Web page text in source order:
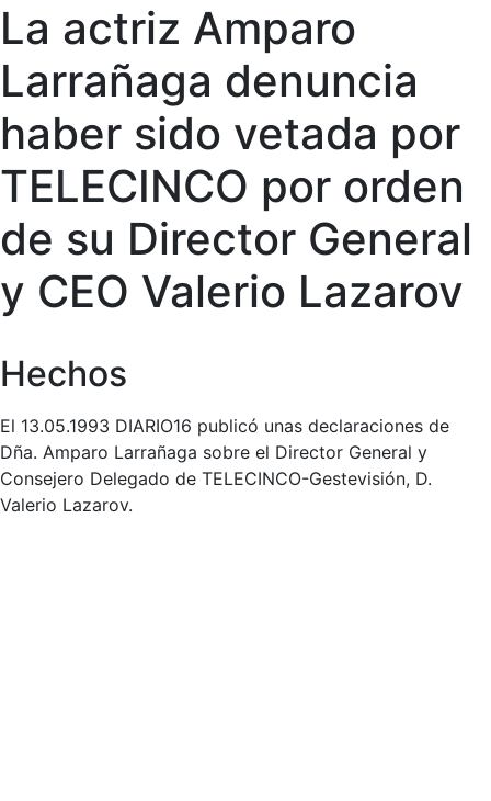
La actriz Amparo
Larrañaga denuncia
haber sido vetada por
TELECINCO por orden
de su Director General
y CEO Valerio Lazarov
Hechos
El 13.05.1993 DIARIO16 publicó unas declaraciones de
Dña. Amparo Larrañaga sobre el Director General y
Consejero Delegado de TELECINCO-Gestevisión, D.
Valerio Lazarov.